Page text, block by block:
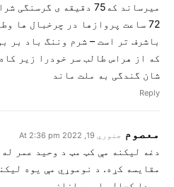
میرساند که75 دقیقه ی
72 ساعت پروازها در چرخبال ها
باشرف تر است – شرم وننگ باد بر
که از هراس طالب سر خودرا زیر
شان گندگی به ملت ماند
Reply
معصوم جنوري 19, 2022 At 2:36 pm
دغه لیکنه مې کټ مټ د وحید عمر
مقایسه کړه. د نوموړي مې یوه